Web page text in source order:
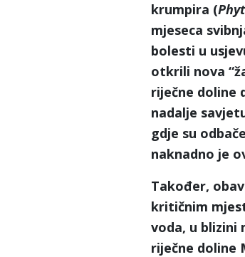
krumpira (
mjeseca
bolesti u
otkrili nova
riječne doline
nadalje
gdje su
naknadno je
Također,
kritičnim
voda, u blizini
riječne doline